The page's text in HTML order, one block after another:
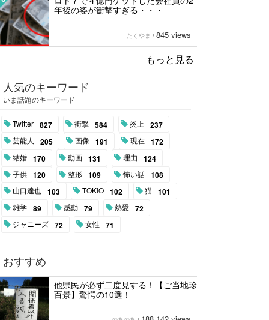
年後の姿が衝撃すぎる・・・
たくやま / 845 views
もっと見る
人気のキーワード
いま話題のキーワード
Twitter 827 衝撃 584 炎上 237
芸能人 205 画像 191 現在 172
結婚 170 動画 131 理由 124
子供 120 整形 109 怖い話 108
山口達也 103 TOKIO 102 猫 101
雑学 89 感動 79 熱愛 72
ジャニーズ 72 女性 71
おすすめ
他県民が必ず二度見する！【ご当地珍
百景】驚愕の10選！